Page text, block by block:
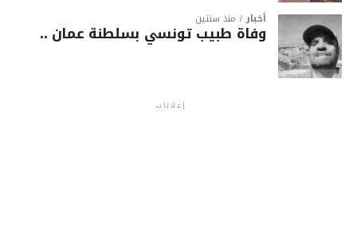
أخبار منذ سنتين
وفاة طبيب تونسي بسلطنة عمان ..
إعلانات